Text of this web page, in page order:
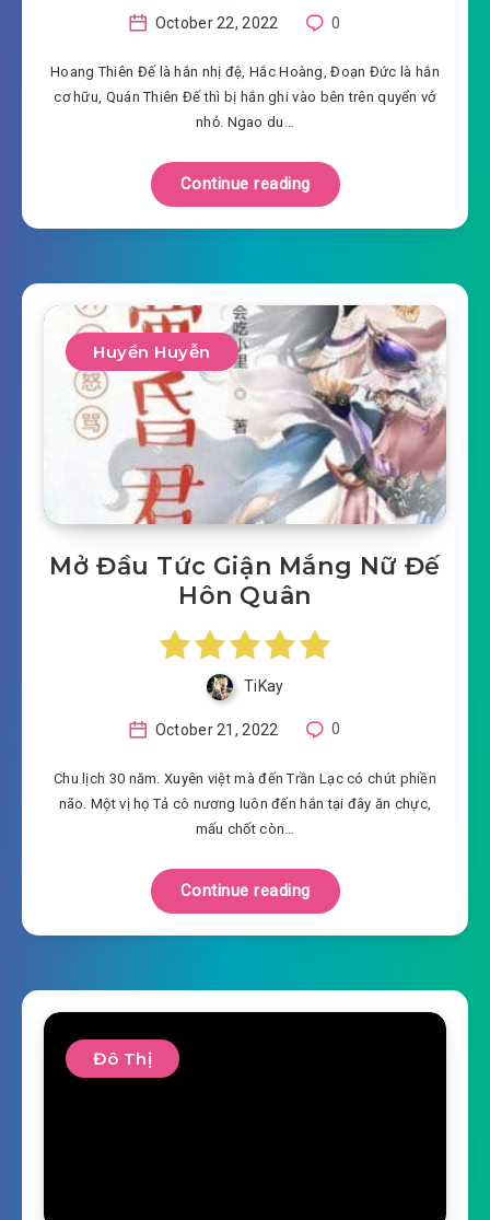
October 22, 2022 0
Hoang Thiên Đế là hắn nhị đệ, Hắc Hoàng, Đoạn Đức là hắn
cơ hữu, Quán Thiên Đế thì bị hắn ghi vào bên trên quyển vở
nhỏ. Ngao du…
Continue reading
Huyền Huyễn
Mở Đầu Tức Giận Mắng Nữ Đế
Hôn Quân
TiKay
October 21, 2022 0
Chu lịch 30 năm. Xuyên việt mà đến Trần Lạc có chút phiền
não. Một vị họ Tả cô nương luôn đến hắn tại đây ăn chực,
mấu chốt còn…
Continue reading
Đô Thị